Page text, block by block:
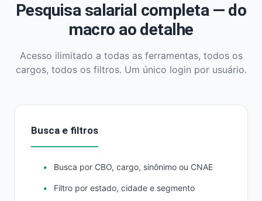
Pesquisa salarial completa — do
macro ao detalhe
Acesso ilimitado a todas as ferramentas, todos os
cargos, todos os filtros. Um único login por usuário.
Busca e filtros
Busca por CBO, cargo, sinônimo ou CNAE
Filtro por estado, cidade e segmento